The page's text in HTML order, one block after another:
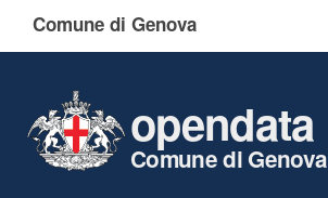
Comune di Genova
opendata
Comune di Genova